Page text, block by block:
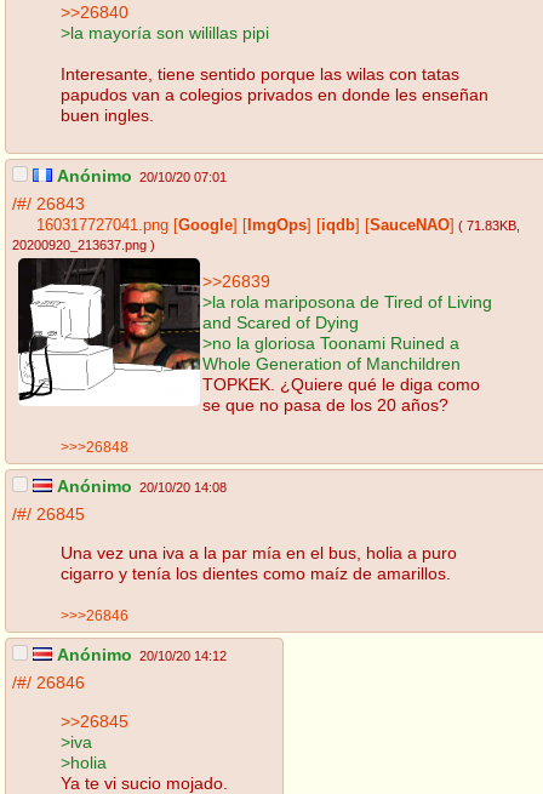
>>26840
>la mayoría son wilillas pipi
Interesante, tiene sentido porque las wilas con tatas
papudos van a colegios privados en donde les enseñan
buen ingles.
Anónimo 20/10/20 07:01
/#/ 26843
160317727041.png Google ImgOps iqdb SauceNAO ( 71.83KB
20200920_213637.png )
>>26839
>la rola mariposona de Tired of Living
and Scared of Dying
>no la gloriosa Toonami Ruined a
Whole Generation of Manchildren
TOPKEK. ¿Quiere qué le diga como
se que no pasa de los 20 años?
>>>26848
Anónimo 20/10/20 14:08
/#/ 26845
Una vez una iva a la par mía en el bus, holia a puro
cigarro y tenía los dientes como maíz de amarillos.
>>>26846
Anónimo 20/10/20 14:12
/#/ 26846
>>26845
>iva
>holia
Ya te vi sucio mojado.